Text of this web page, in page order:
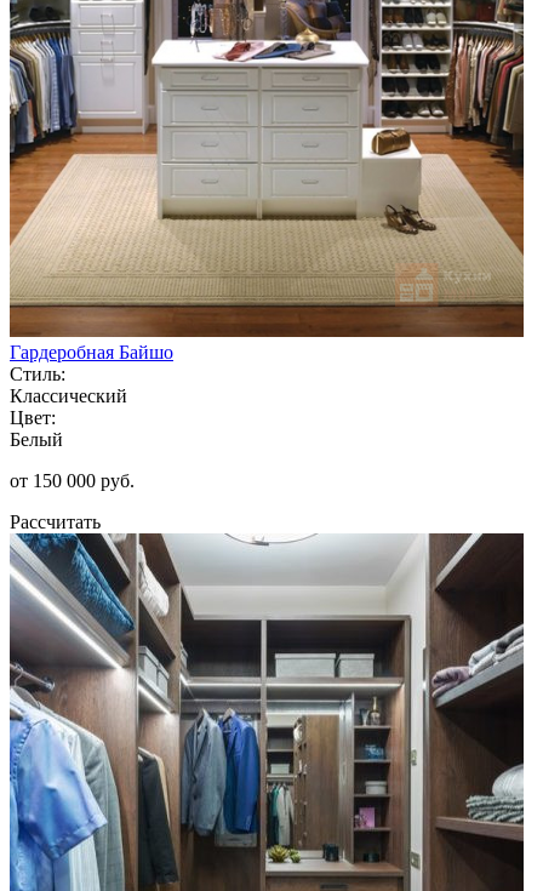
Гардеробная Байшо
Стиль:
Классический
Цвет:
Белый
от 150 000 руб.
Рассчитать